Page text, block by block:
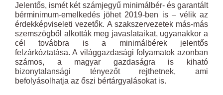
Jelentős, ismét két számjegyű minimálbér- és garantált
bérminimum-emelkedés jöhet 2019-ben is – vélik az
érdekképviseleti vezetők. A szakszervezetek más-más
szemszögből alkották meg javaslataikat, ugyanakkor a
cél továbbra is a minimálbérek jelentős
felzárkóztatása. A világgazdasági folyamatok azonban
számos, a magyar gazdaságra is kiható
bizonytalansági tényezőt rejthetnek, ami
befolyásolhatja az őszi bértárgyalásokat is.